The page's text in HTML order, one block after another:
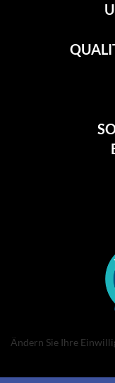
Ändern Sie Ihre